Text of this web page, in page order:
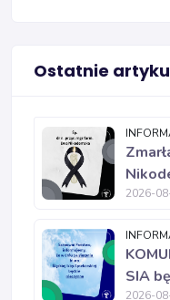
Ostatnie
2026-
SIA
2026-